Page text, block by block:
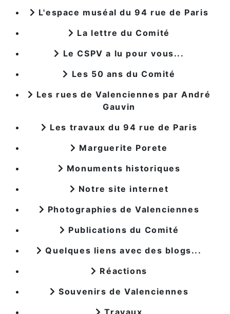
L'espace muséal du 94 rue de Paris
La lettre du Comité
Le CSPV a lu pour vous...
Les 50 ans du Comité
Les rues de Valenciennes par André
Gauvin
Les travaux du 94 rue de Paris
Marguerite Porete
Monuments historiques
Notre site internet
Photographies de Valenciennes
Publications du Comité
Quelques liens avec des blogs...
Réactions
Souvenirs de Valenciennes
Travaux